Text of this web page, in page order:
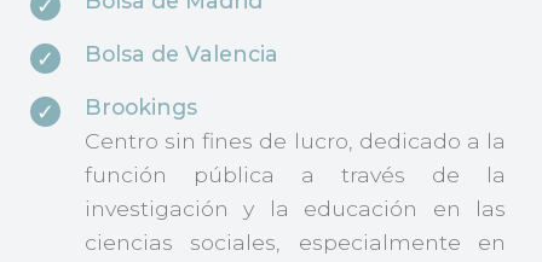
Bolsa de Valencia
Brookings
Centro sin fines de lucro, dedicado a la
función pública a través de la
investigación y la educación en las
ciencias sociales, especialmente en